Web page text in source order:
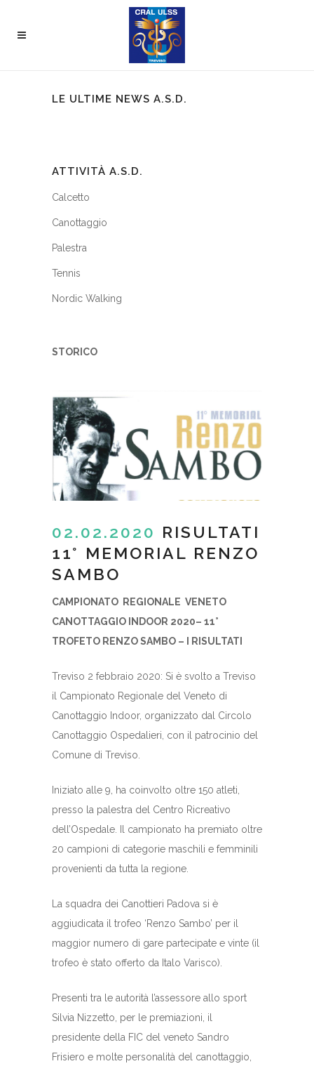
LE ULTIME NEWS A.S.D.
ATTIVITÀ A.S.D.
Calcetto
Canottaggio
Palestra
Tennis
Nordic Walking
STORICO
02.02.2020 RISULTATI
11° MEMORIAL RENZO
SAMBO
CAMPIONATO REGIONALE VENETO
CANOTTAGGIO INDOOR 2020– 11°
TROFETO RENZO SAMBO – I RISULTATI
Treviso 2 febbraio 2020: Si è svolto a Treviso
il Campionato Regionale del Veneto di
Canottaggio Indoor, organizzato dal Circolo
Canottaggio Ospedalieri, con il patrocinio del
Comune di Treviso.
Iniziato alle 9, ha coinvolto oltre 150 atleti,
presso la palestra del Centro Ricreativo
dell’Ospedale. Il campionato ha premiato oltre
20 campioni di categorie maschili e femminili
provenienti da tutta la regione.
La squadra dei Canottieri Padova si è
aggiudicata il trofeo ‘Renzo Sambo’ per il
maggior numero di gare partecipate e vinte (il
trofeo è stato offerto da Italo Varisco).
Presenti tra le autorità l’assessore allo sport
Silvia Nizzetto, per le premiazioni, il
presidente della FIC del veneto Sandro
Frisiero e molte personalità del canottaggio,